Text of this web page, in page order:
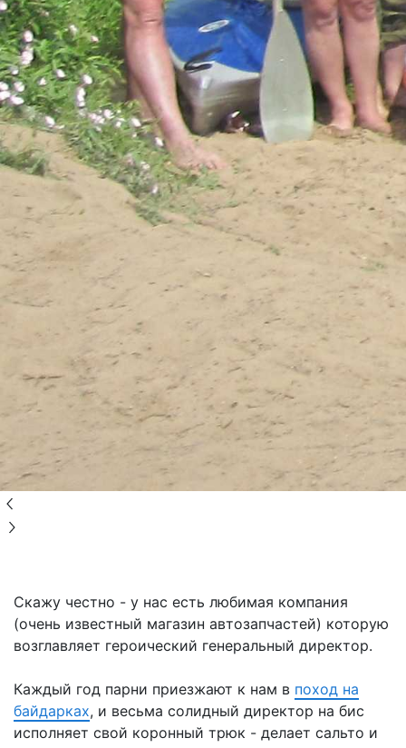
Скажу честно - у нас есть любимая компания
(очень известный магазин автозапчастей) которую
возглавляет героический генеральный директор.
Каждый год парни приезжают к нам в поход на
байдарках, и весьма солидный директор на бис
исполняет свой коронный трюк - делает сальто и